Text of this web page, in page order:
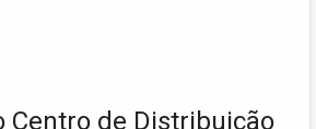
Centro de Distribuição